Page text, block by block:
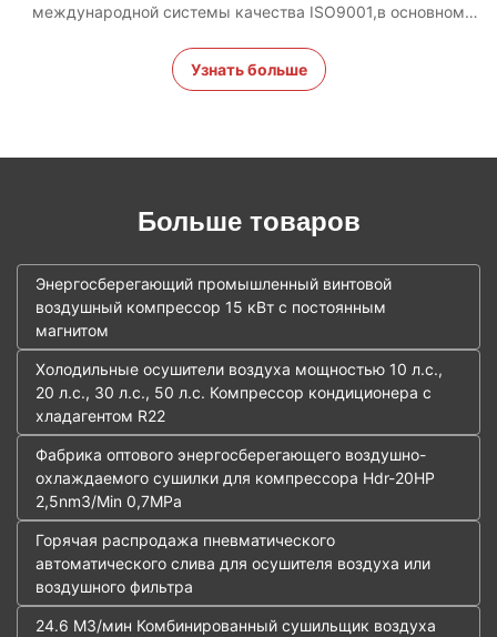
международной системы качества ISO9001,в основном
воздуха, специализирующийся на производстве машины
для сушки на морозе, машины для холодной воды, машины
Узнать больше
Больше товаров
Энергосберегающий промышленный винтовой
воздушный компрессор 15 кВт с постоянным
магнитом
Холодильные осушители воздуха мощностью 10 л.с.,
20 л.с., 30 л.с., 50 л.с. Компрессор кондиционера с
хладагентом R22
Фабрика оптового энергосберегающего воздушно-
охлаждаемого сушилки для компрессора Hdr-20HP
2,5nm3/Min 0,7MPa
Горячая распродажа пневматического
автоматического слива для осушителя воздуха или
воздушного фильтра
24.6 М3/мин Комбинированный сушильщик воздуха